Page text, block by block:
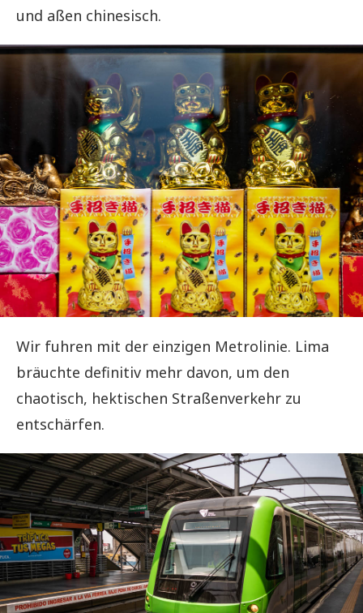
und aßen chinesisch.
Wir fuhren mit der einzigen Metrolinie. Lima
bräuchte definitiv mehr davon, um den
chaotisch, hektischen Straßenverkehr zu
entschärfen.